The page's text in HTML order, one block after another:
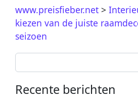
www.preisfieber.net >
kiezen van de juiste
seizoen
Search for:
Recente berichten